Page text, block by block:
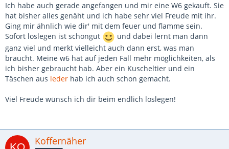
Ich habe auch gerade angefangen und mir eine W6 gekauft. Sie
hat bisher alles genäht und ich habe sehr viel Freude mit ihr.
Ging mir ähnlich wie dir' mit dem feuer und flamme sein.
Sofort loslegen ist schongut
und dabei lernt man dann
ganz viel und merkt vielleicht auch dann erst, was man
braucht. Meine w6 hat auf jeden Fall mehr möglichkeiten, als
ich bisher gebraucht hab. Aber ein Kuscheltier und ein
Täschen aus leder hab ich auch schon gemacht.
Viel Freude wünsch ich dir beim endlich loslegen!
Koffernäher